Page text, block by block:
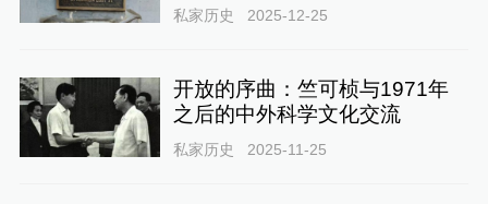
私家历史 2025-12-25
开放的序曲：竺可桢与1971年
之后的中外科学文化交流
私家历史 2025-11-25